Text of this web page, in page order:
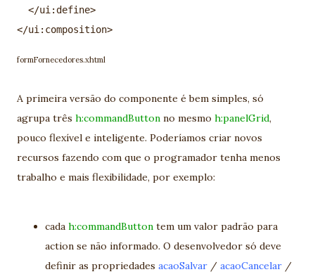
</ui:define>
formFornecedores.xhtml
A primeira versão do componente é bem simples, só
agrupa três h:commandButton no mesmo h:panelGrid,
pouco flexível e inteligente. Poderíamos criar novos
recursos fazendo com que o programador tenha menos
trabalho e mais flexibilidade, por exemplo:
cada h:commandButton tem um valor padrão para
action se não informado. O desenvolvedor só deve
definir as propriedades acaoSalvar / acaoCancelar /